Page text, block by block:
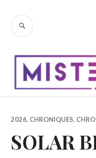
contenu
RECHERCHE
2026, CHRONIQUES,
SOLAR